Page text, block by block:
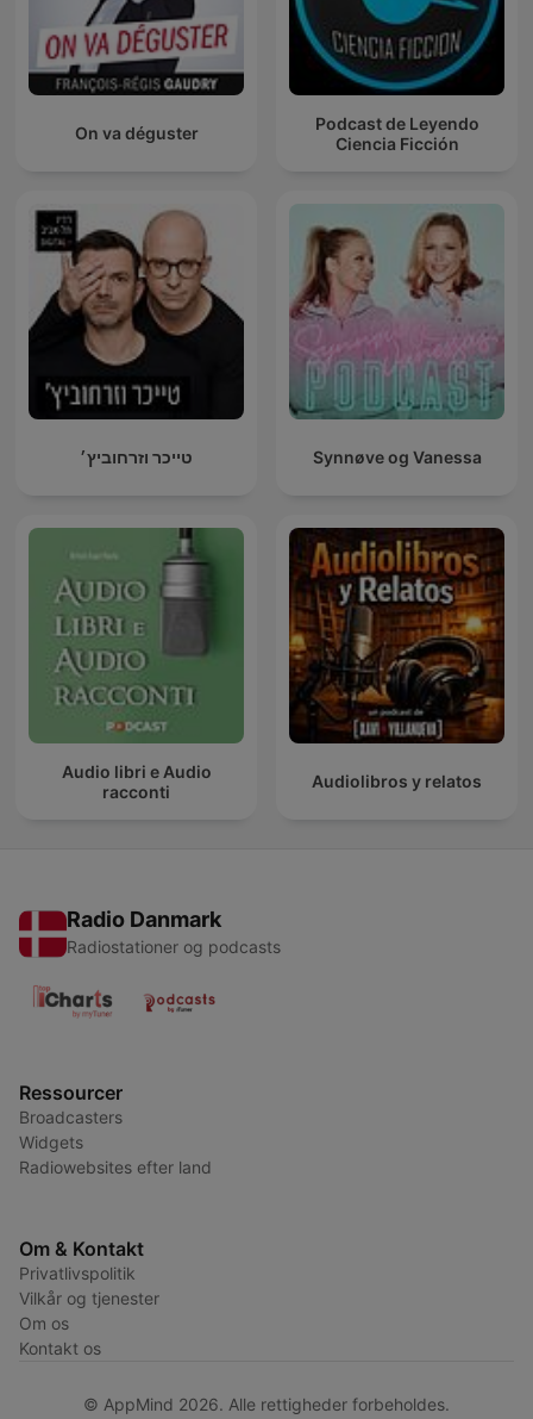
On va déguster
Podcast de Leyendo
Ciencia Ficción
טייכר וזרחוביץ׳ Synnøve og Vanessa
Audio libri e Audio
racconti
Audiolibros y relatos
Radio Danmark
Radiostationer og podcasts
Ressourcer
Broadcasters
Widgets
Radiowebsites efter land
Om & Kontakt
Privatlivspolitik
Vilkår og tjenester
Om os
Kontakt os
© AppMind 2026. Alle rettigheder forbeholdes.